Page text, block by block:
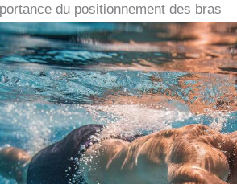
du positionnement des bras